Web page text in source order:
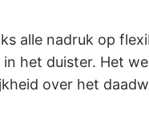
alle nadruk op
in het duister. Het
over het